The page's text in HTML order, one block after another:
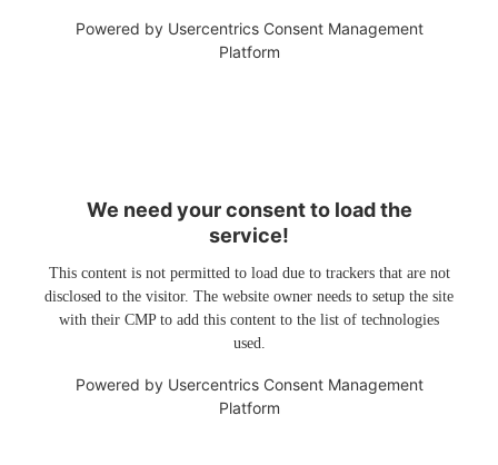
Powered by Usercentrics Consent Management
Platform
We need your consent to load the
service!
This content is not permitted to load due to trackers that are not
disclosed to the visitor. The website owner needs to setup the site
with their CMP to add this content to the list of technologies
used.
Powered by Usercentrics Consent Management
Platform